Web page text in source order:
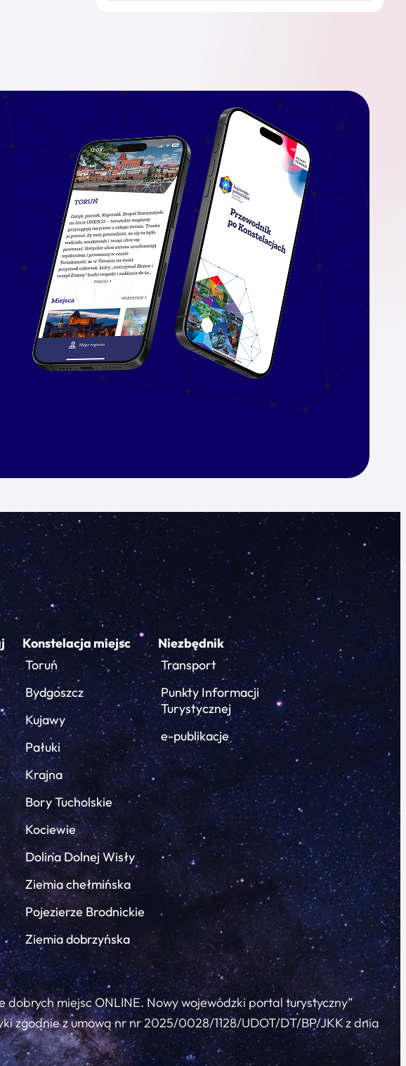
Konstelacja miejsc
Toruń
Bydgoszcz
Kujawy
Pałuki
Krajna
Bory Tucholskie
Kociewie
Dolina Dolnej Wisły
Ziemia chełmińska
Pojezierze Brodnickie
Ziemia dobrzyńska
Niezbędnik
Transport
Punkty Informacji
Turystycznej
e-publikacje
miejsc ONLINE. Nowy wojewódzki portal turystyczny”
zgodnie z umową nr nr 2025/0028/1128/UDOT/DT/BP/JKK z dnia